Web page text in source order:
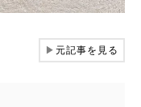
▶元記事を見る